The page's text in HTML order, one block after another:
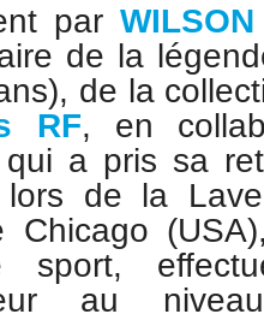
par WILSON
de la
de la
RF, en
a pris sa
lors de la
Chicago
sport,
au